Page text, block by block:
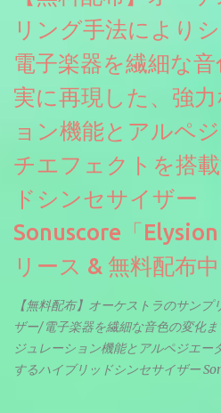
リング手法により
電子楽器を繊細な
実に再現した、強
ョン機能とアルペ
チエフェクトを搭
ドシンセサイザー
Sonuscore「
リース & 無料配布中
【無料配布】オーケストラのサン
ザー/電子楽器を繊細な音色の変化
ジュレーション機能とアルペジエ
するハイブリッドシンセサイザー